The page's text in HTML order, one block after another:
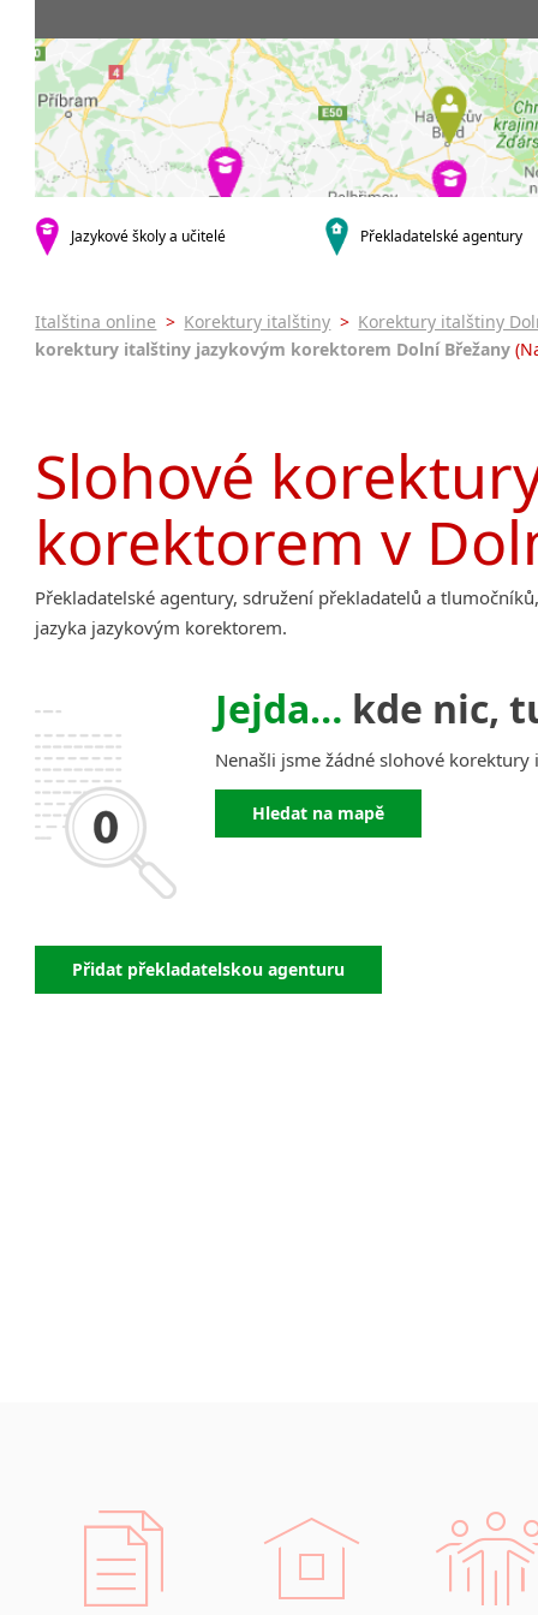
krajská města
Jihlava
malá města podle
abecedy
Dačice
Jazykové školy a učitelé Překladatelské agentury
Italština online > Korektury italštiny > Korektury italštiny
korektury italštiny jazykovým korektorem Dolní Břežany
Slohové
korektorem v
Překladatelské agentury, sdružení překladatelů a
jazyka jazykovým korektorem.
Jejda… kde nic,
Nenašli jsme žádné slohové
Hledat na mapě
Přidat překladatelskou agenturu